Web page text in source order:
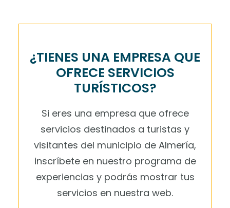
¿TIENES UNA EMPRESA QUE
OFRECE SERVICIOS
TURÍSTICOS?
Si eres una empresa que ofrece
servicios destinados a turistas y
visitantes del municipio de Almería,
inscríbete en nuestro programa de
experiencias y podrás mostrar tus
servicios en nuestra web.